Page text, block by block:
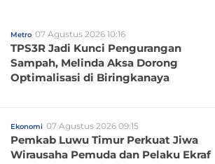
Metro 07 Agustus 2026 10:16
TPS3R Jadi Kunci Pengurangan
Sampah, Melinda Aksa Dorong
Optimalisasi di Biringkanaya
Ekonomi 07 Agustus 2026 09:15
Pemkab Luwu Timur Perkuat Jiwa
Wirausaha Pemuda dan Pelaku Ekraf